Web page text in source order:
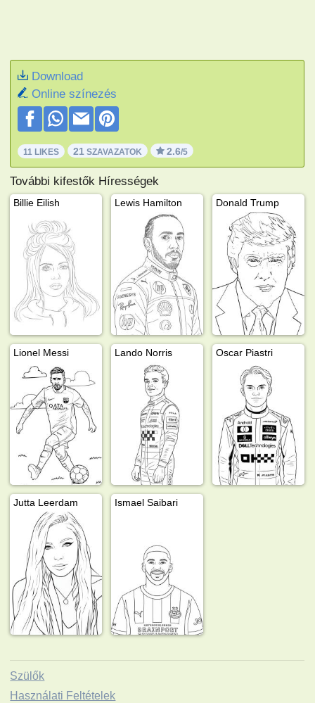
Download
Online színezés
11 LIKES 21 SZAVAZATOK 2.6/5
További kifestők Hírességek
Billie Eilish Lewis Hamilton Donald Trump
Lionel Messi Lando Norris Oscar Piastri
Jutta Leerdam Ismael Saibari
Szülők
Használati Feltételek